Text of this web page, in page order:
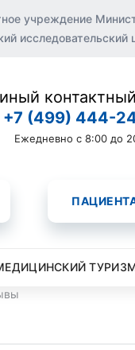
учреждение
исследовательский
+7 (499) 444-
Ежедневно с 8:00 до